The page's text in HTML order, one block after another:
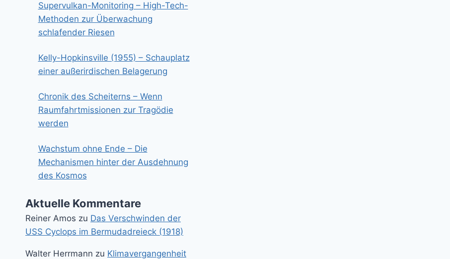
Supervulkan-Monitoring – High-Tech-
Methoden zur Überwachung
schlafender Riesen
Kelly-Hopkinsville (1955) – Schauplatz
einer außerirdischen Belagerung
Chronik des Scheiterns – Wenn
Raumfahrtmissionen zur Tragödie
werden
Wachstum ohne Ende – Die
Mechanismen hinter der Ausdehnung
des Kosmos
Aktuelle Kommentare
Reiner Amos zu Das Verschwinden der
USS Cyclops im Bermudadreieck (1918)
Walter Herrmann zu Klimavergangenheit